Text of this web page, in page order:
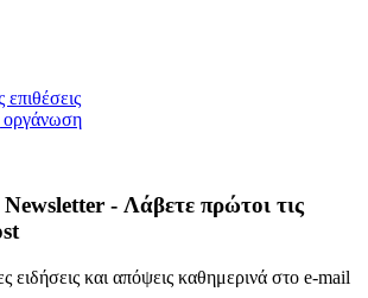
επιθέσεις
οργάνωση
- Λάβετε πρώτοι τις
ειδήσεις και απόψεις καθημερινά στο e-mail